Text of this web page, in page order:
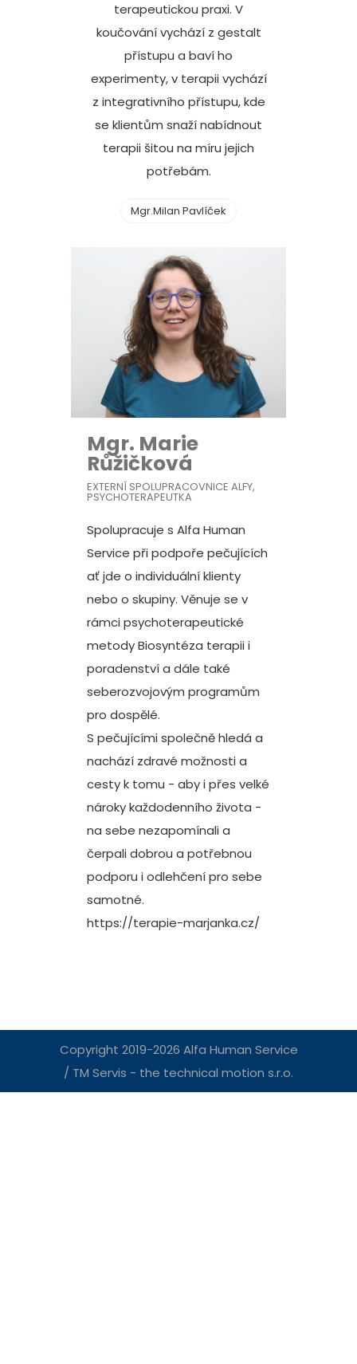
terapeutickou praxi. V
koučování vychází z gestalt
přístupu a baví ho
experimenty, v terapii vychází
z integrativního přístupu, kde
se klientům snaží nabídnout
terapii šitou na míru jejich
potřebám.
Mgr.Milan Pavlíček
Mgr. Marie
Růžičková
EXTERNÍ SPOLUPRACOVNICE ALFY,
PSYCHOTERAPEUTKA
Spolupracuje s Alfa Human
Service při podpoře pečujících
ať jde o individuální klienty
nebo o skupiny. Věnuje se v
rámci psychoterapeutické
metody Biosyntéza terapii i
poradenství a dále také
seberozvojovým programům
pro dospělé.
S pečujícími společně hledá a
nachází zdravé možnosti a
cesty k tomu - aby i přes velké
nároky každodenního života -
na sebe nezapomínali a
čerpali dobrou a potřebnou
podporu i odlehčení pro sebe
samotné.
https://terapie-marjanka.cz/
Copyright 2019-2026 Alfa Human Service
/ TM Servis - the technical motion s.r.o.